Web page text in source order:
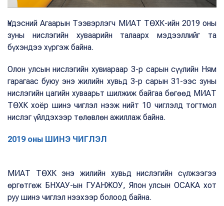
Үндэсний Агаарын Тээвэрлэгч МИАТ ТӨХК-ийн 2019 оны
зуны нислэгийн хуваарийн талаарх мэдээллийг та
бүхэндээ хүргэж байна.
Олон улсын нислэгийн хувиараар 3-р сарын сүүлийн Ням
гарагаас буюу энэ жилийн хувьд 3-р сарын 31-ээс зуны
нислэгийн цагийн хуваарьт шилжиж байгаа бөгөөд МИАТ
ТӨХК хоёр шинэ чиглэл нээж нийт 10 чиглэлд тогтмол
нислэг үйлдэхээр төлөвлөн ажиллаж байна.
2019 оны ШИНЭ ЧИГЛЭЛ
МИАТ ТӨХК энэ жилийн хувьд нислэгийн сүлжээгээ
өргөтгөж БНХАУ-ын ГУАНЖОУ, Япон улсын ОСАКА хот
руу шинэ чиглэл нээхээр болоод байна.